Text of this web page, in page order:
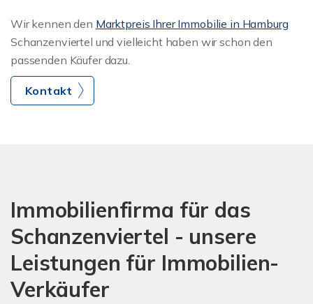
Wir kennen den Marktpreis Ihrer Immobilie in Hamburg
Schanzenviertel und vielleicht haben wir schon den
passenden Käufer dazu.
Kontakt
Immobilienfirma für das
Schanzenviertel - unsere
Leistungen für Immobilien-
Verkäufer